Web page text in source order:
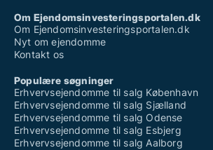
Om Ejendomsinvesteringsportalen.dk
Om Ejendomsinvesteringsportalen.dk
Nyt om ejendomme
Kontakt os
Populære søgninger
Erhvervsejendomme til salg København
Erhvervsejendomme til salg Sjælland
Erhvervsejendomme til salg Odense
Erhvervsejendomme til salg Esbjerg
Erhvervsejendomme til salg Aalborg